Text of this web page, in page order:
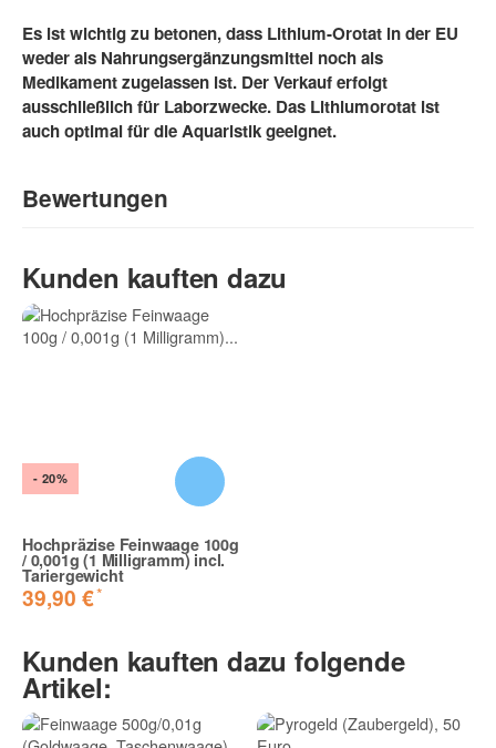
Es ist wichtig zu betonen, dass Lithium-Orotat in der EU
weder als Nahrungsergänzungsmittel noch als
Medikament zugelassen ist. Der Verkauf erfolgt
ausschließlich für Laborzwecke. Das Lithiumorotat ist
auch optimal für die Aquaristik geeignet.
Bewertungen
Sie Anderen bei der Kaufentscheidung:
Kunden kauften dazu
- 20%
Hochpräzise Feinwaage 100g
/ 0,001g (1 Milligramm) incl.
Tariergewicht
39,90 €*
Kunden kauften dazu folgende
Artikel: